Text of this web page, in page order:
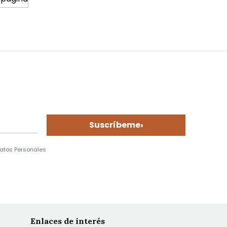
Suscríbeme›
Personales
Enlaces de interés